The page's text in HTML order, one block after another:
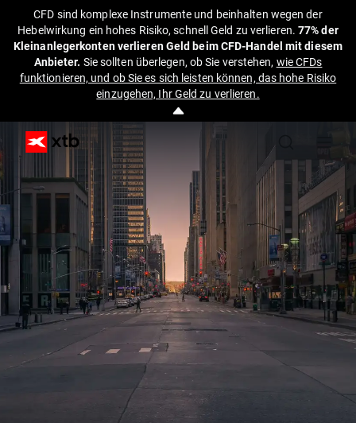
CFD sind komplexe Instrumente und beinhalten wegen der
Hebelwirkung ein hohes Risiko, schnell Geld zu verlieren.77% der
Kleinanlegerkonten verlieren Geld beim CFD-Handel mit diesem
Anbieter. Sie sollten überlegen, ob Sie verstehen, wie CFDs
funktionieren, und ob Sie es sich leisten können, das hohe Risiko
einzugehen, Ihr Geld zu verlieren.